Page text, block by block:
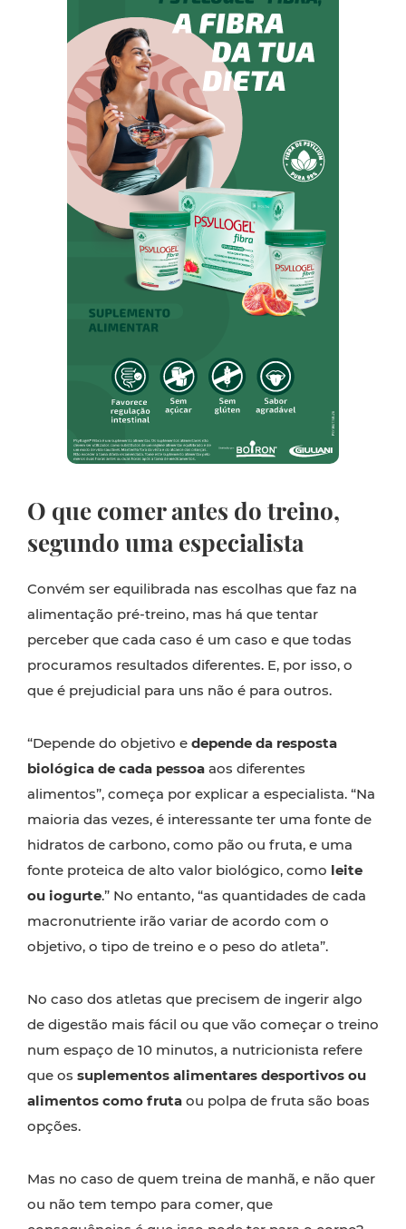
O que comer antes do treino,
segundo uma especialista
Convém ser equilibrada nas escolhas que faz na
alimentação pré-treino, mas há que tentar
perceber que cada caso é um caso e que todas
procuramos resultados diferentes. E, por isso, o
que é prejudicial para uns não é para outros.
“Depende do objetivo e depende da resposta
biológica de cada pessoa aos diferentes
alimentos”, começa por explicar a especialista. “Na
maioria das vezes, é interessante ter uma fonte de
hidratos de carbono, como pão ou fruta, e uma
fonte proteica de alto valor biológico, como leite
ou iogurte.” No entanto, “as quantidades de cada
macronutriente irão variar de acordo com o
objetivo, o tipo de treino e o peso do atleta”.
No caso dos atletas que precisem de ingerir algo
de digestão mais fácil ou que vão começar o treino
num espaço de 10 minutos, a nutricionista refere
que os suplementos alimentares desportivos ou
alimentos como fruta ou polpa de fruta são boas
opções.
Mas no caso de quem treina de manhã, e não quer
ou não tem tempo para comer, que